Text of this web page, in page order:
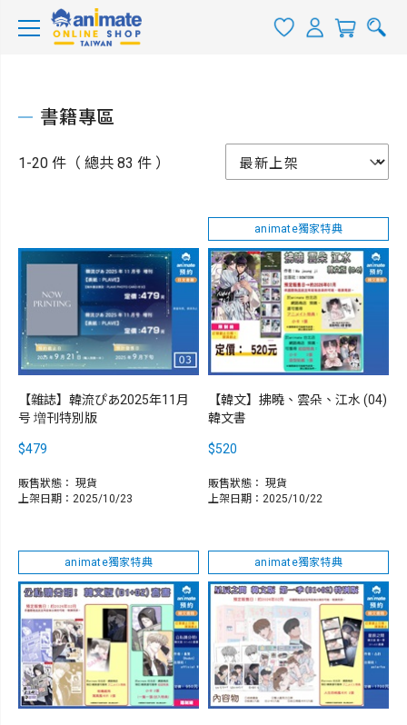
書籍專區
1-20 件（ 總共 83 件 ）
【雜誌】韓流ぴあ2025年11月
号 増刊特別版
$479
販售狀態： 現貨
上架日期：2025/10/23
animate獨家特典
【韓文】拂曉、雲朵、江水 (04)
韓文書
$520
販售狀態： 現貨
上架日期：2025/10/22
animate獨家特典 animate獨家特典